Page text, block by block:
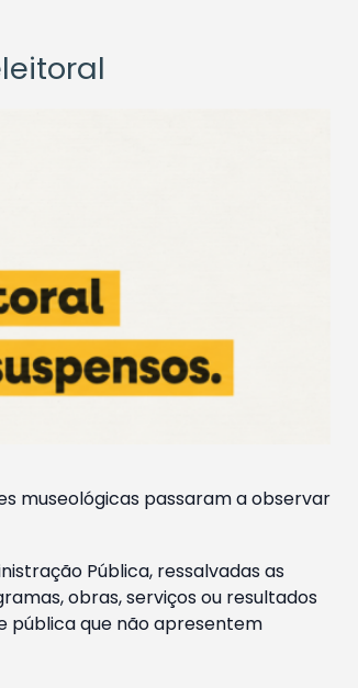
museológicas passaram a observar
Pública, ressalvadas as
obras, serviços ou resultados
pública que não apresentem